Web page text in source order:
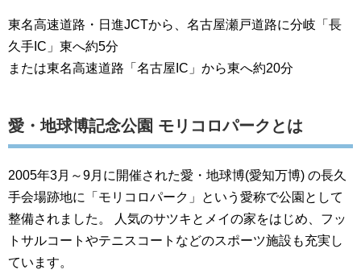
東名高速道路・日進JCTから、名古屋瀬戸道路に分岐「長
久手IC」東へ約5分
または東名高速道路「名古屋IC」から東へ約20分
愛・地球博記念公園 モリコロパークとは
2005年3月～9月に開催された愛・地球博(愛知万博) の長久
手会場跡地に「モリコロパーク」という愛称で公園として
整備されました。 人気のサツキとメイの家をはじめ、フッ
トサルコートやテニスコートなどのスポーツ施設も充実し
ています。